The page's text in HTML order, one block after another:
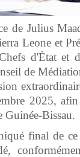
de Julius
Leone et
d'État et
de
2025,
Guinée-Bissau.
final de